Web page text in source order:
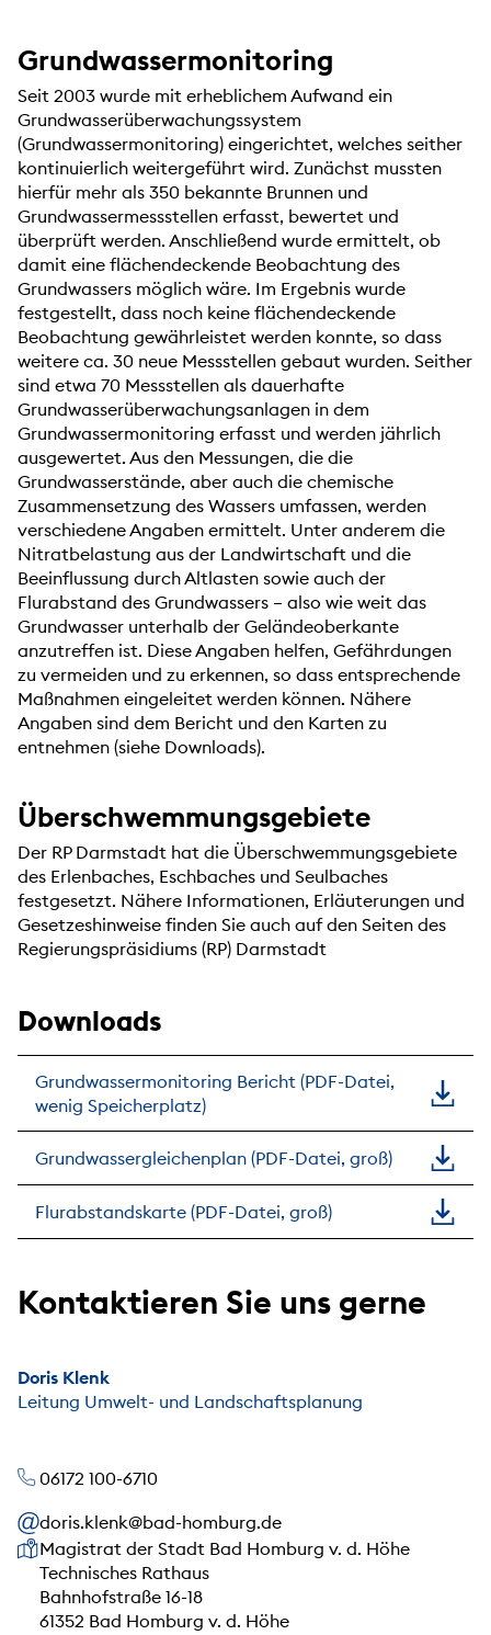
Grundwassermonitoring
Seit 2003 wurde mit erheblichem Aufwand ein
Grundwasserüberwachungssystem
(Grundwassermonitoring) eingerichtet, welches seither
kontinuierlich weitergeführt wird. Zunächst mussten
hierfür mehr als 350 bekannte Brunnen und
Grundwassermessstellen erfasst, bewertet und
überprüft werden. Anschließend wurde ermittelt, ob
damit eine flächendeckende Beobachtung des
Grundwassers möglich wäre. Im Ergebnis wurde
festgestellt, dass noch keine flächendeckende
Beobachtung gewährleistet werden konnte, so dass
weitere ca. 30 neue Messstellen gebaut wurden. Seither
sind etwa 70 Messstellen als dauerhafte
Grundwasserüberwachungsanlagen in dem
Grundwassermonitoring erfasst und werden jährlich
ausgewertet. Aus den Messungen, die die
Grundwasserstände, aber auch die chemische
Zusammensetzung des Wassers umfassen, werden
verschiedene Angaben ermittelt. Unter anderem die
Nitratbelastung aus der Landwirtschaft und die
Beeinflussung durch Altlasten sowie auch der
Flurabstand des Grundwassers – also wie weit das
Grundwasser unterhalb der Geländeoberkante
anzutreffen ist. Diese Angaben helfen, Gefährdungen
zu vermeiden und zu erkennen, so dass entsprechende
Maßnahmen eingeleitet werden können. Nähere
Angaben sind dem Bericht und den Karten zu
entnehmen (siehe Downloads).
Überschwemmungsgebiete
Der RP Darmstadt hat die Überschwemmungsgebiete
des Erlenbaches, Eschbaches und Seulbaches
festgesetzt. Nähere Informationen, Erläuterungen und
Gesetzeshinweise finden Sie auch auf den Seiten des
Regierungspräsidiums (RP) Darmstadt
Downloads
Grundwassermonitoring Bericht (PDF-Datei,
wenig Speicherplatz)
Grundwassergleichenplan (PDF-Datei, groß)
Flurabstandskarte (PDF-Datei, groß)
Kontaktieren Sie uns gerne
Doris Klenk
Leitung Umwelt- und Landschaftsplanung
06172 100-6710
doris.klenk@bad-homburg.de
Unsere Anschrift
Magistrat der Stadt Bad Homburg v. d. Höhe
Technisches Rathaus
Bahnhofstraße 16-18
61352 Bad Homburg v. d. Höhe